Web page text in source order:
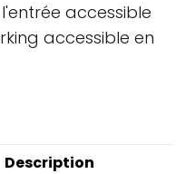
accessible
accessible en
Description